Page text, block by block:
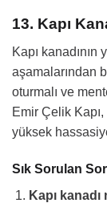
13. Kapı
Kapı
aşamalarından
oturmalı ve
Emir Çelik Kapı,
yüksek
Sık Sorulan
Kapı